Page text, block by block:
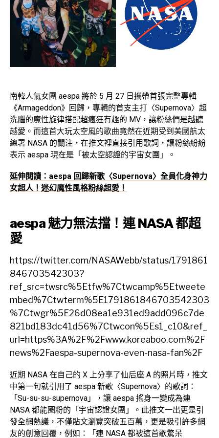
南韓人氣女團 aespa 將於 5 月 27 日攜帶首張完整專輯
《Armageddon》回歸，專輯的首支主打〈Supernova〉超
洗腦的魔性旋律搭配超瘋狂有趣的 MV，讓粉絲們是越聽
越愛。而這首大玩太空風的歌曲竟然在近期受到美國航太
總署 NASA 的關注，在推文裡直接引用歌詞，讓粉絲紛紛
表示 aespa 現在是「被太空認證的宇宙女團」。
延伸閱讀：aespa 回歸新歌〈Supernova〉全員化身神力
女超人！迷幻魔性風格粉絲超愛！
aespa 魅力無法擋！連 NASA 都超
愛
https://twitter.com/NASAWebb/status/1791861
846703542303?
ref_src=twsrc%5Etfw%7Ctwcamp%5Etweete
mbed%7Ctwterm%5E1791861846703542303
%7Ctwgr%5E26d08ea1e931ed9add096c7de
821bd183dc41d56%7Ctwcon%5Es1_c10&ref_
url=https%3A%2F%2Fwww.koreaboo.com%2F
news%2Faespa-supernova-even-nasa-fan%2F
近期 NASA 在自己的 X 上分享了仙后座 A 的照片時，推文
中第一句就引用了 aespa 新歌〈Supernova〉的歌詞：
「Su-su-su-supernova」，讓 aespa 搖身一變成為連
NASA 都能圈粉的「宇宙認證女團」。此推文一出更是引
發全網熱議，不僅貼文瀏覽突破五百萬，更是吸引許多網
友的創意回覆，例如：「連 NASA 都被這首歌驚呆